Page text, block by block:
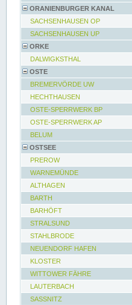
ORANIENBURGER KANAL
SACHSENHAUSEN OP
SACHSENHAUSEN UP
ORKE
DALWIGKSTHAL
OSTE
BREMERVÖRDE UW
HECHTHAUSEN
OSTE-SPERRWERK BP
OSTE-SPERRWERK AP
BELUM
OSTSEE
PREROW
WARNEMÜNDE
ALTHAGEN
BARTH
BARHÖFT
STRALSUND
STAHLBRODE
NEUENDORF HAFEN
KLOSTER
WITTOWER FÄHRE
LAUTERBACH
SASSNITZ